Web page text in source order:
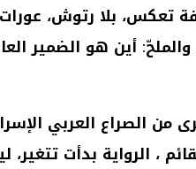
تعكس، بلا رتوش، عورات
والملحّ: أين هو الضمير
من الصراع العربي
، الرواية بدأت تتغير،